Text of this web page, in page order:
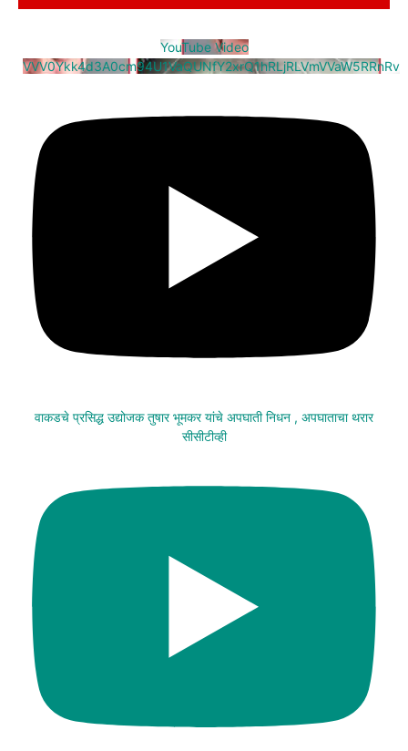
YouTube Video
VVV0Ykk4d3A0cm94U1VaQUNfY2xrQ1hRLjRLVmVVaW5RRnRv
वाकडचे प्रसिद्ध उद्योजक तुषार भूमकर यांचे अपघाती निधन , अपघाताचा थरार
सीसीटीव्ही